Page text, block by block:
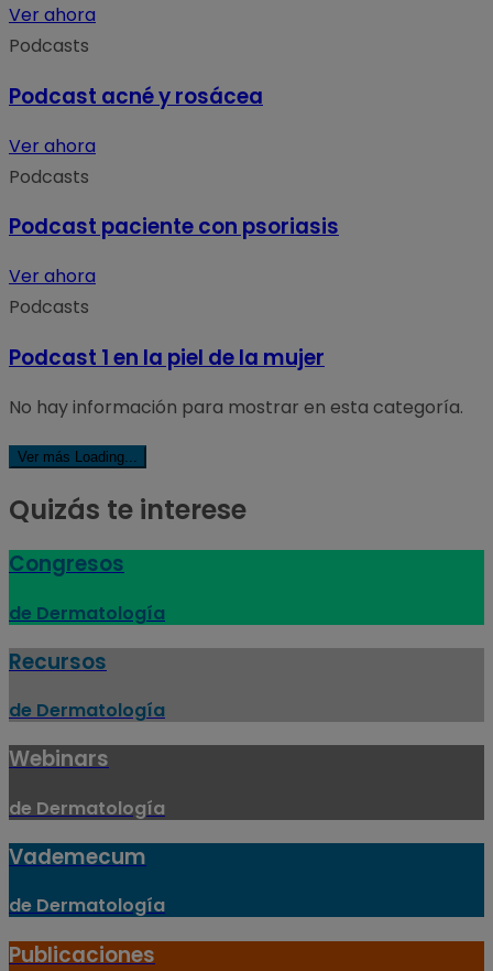
Ver ahora
Podcasts
Podcast acné y rosácea
Ver ahora
Podcasts
Podcast paciente con psoriasis
Ver ahora
Podcasts
Podcast 1 en la piel de la mujer
No hay información para mostrar en esta categoría.
Ver más Loading...
Quizás te interese
Congresos
de Dermatología
Recursos
de Dermatología
Webinars
de Dermatología
Vademecum
de Dermatología
Publicaciones